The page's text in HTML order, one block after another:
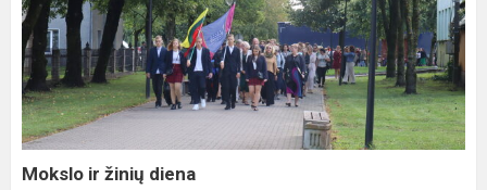
ir
žinių
diena
Mokslo ir žinių diena